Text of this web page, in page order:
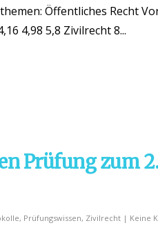
Öffentliches Recht
4,98 5,8 Zivilrecht 8...
Prüfung zum
, Prüfungswissen, Zivilrecht | Keine